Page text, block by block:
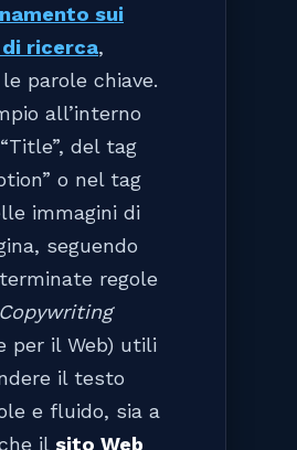
sui
ricerca,
parole chiave.
all’interno
del tag
o nel tag
immagini di
seguendo
regole
per il Web) utili
il testo
e fluido, sia a
il sito Web